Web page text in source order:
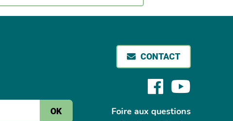
CONTACT
Foire aux questions